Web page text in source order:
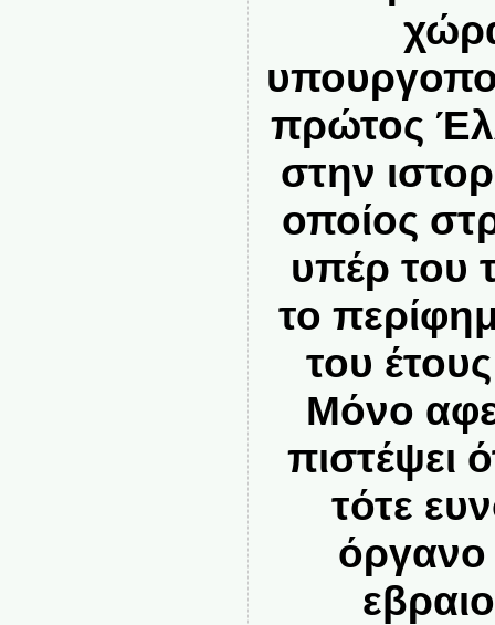
πρώτος
στην
οποίος
υπέρ του
το
του
Μόνο
πιστέψει
τότε
όργανο